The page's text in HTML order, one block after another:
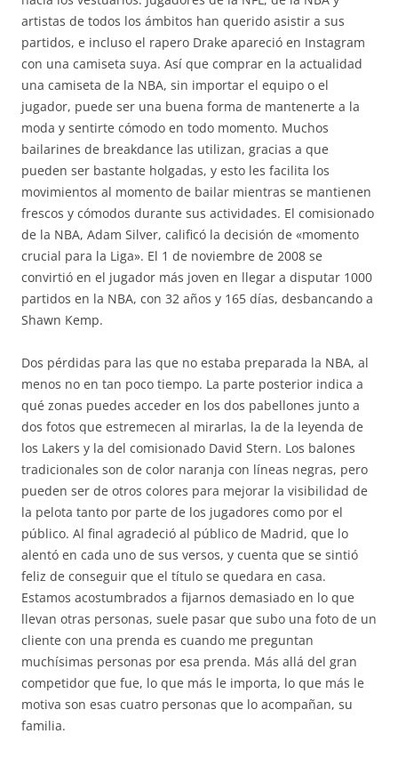
artistas de todos los ámbitos han querido asistir a sus
partidos, e incluso el rapero Drake apareció en Instagram
con una camiseta suya. Así que comprar en la actualidad
una camiseta de la NBA, sin importar el equipo o el
jugador, puede ser una buena forma de mantenerte a la
moda y sentirte cómodo en todo momento. Muchos
bailarines de breakdance las utilizan, gracias a que
pueden ser bastante holgadas, y esto les facilita los
movimientos al momento de bailar mientras se mantienen
frescos y cómodos durante sus actividades. El comisionado
de la NBA, Adam Silver, calificó la decisión de «momento
crucial para la Liga». El 1 de noviembre de 2008 se
convirtió en el jugador más joven en llegar a disputar 1000
partidos en la NBA, con 32 años y 165 días, desbancando a
Shawn Kemp.
Dos pérdidas para las que no estaba preparada la NBA, al
menos no en tan poco tiempo. La parte posterior indica a
qué zonas puedes acceder en los dos pabellones junto a
dos fotos que estremecen al mirarlas, la de la leyenda de
los Lakers y la del comisionado David Stern. Los balones
tradicionales son de color naranja con líneas negras, pero
pueden ser de otros colores para mejorar la visibilidad de
la pelota tanto por parte de los jugadores como por el
público. Al final agradeció al público de Madrid, que lo
alentó en cada uno de sus versos, y cuenta que se sintió
feliz de conseguir que el título se quedara en casa.
Estamos acostumbrados a fijarnos demasiado en lo que
llevan otras personas, suele pasar que subo una foto de un
cliente con una prenda es cuando me preguntan
muchísimas personas por esa prenda. Más allá del gran
competidor que fue, lo que más le importa, lo que más le
motiva son esas cuatro personas que lo acompañan, su
familia.